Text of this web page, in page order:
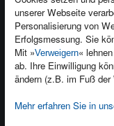
unserer Webseite
Personalisierung von
Erfolgsmessung. Sie
Mit »Verweigern«
ab. Ihre Einwilligung
ändern (z.B. im Fuß der
Mehr erfahren Sie in
Presseservice
Dozentenservice
Kundenservice